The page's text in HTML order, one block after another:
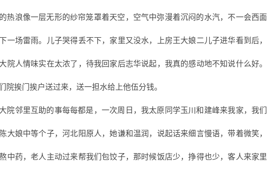
热浪像一层无形的纱帘笼罩着天空，空气中弥漫着沉闷的水汽，不一会西
一场雷雨。儿子哭得丢不下，家里又没水，上房王大娘二儿子进华看到后
院人情味实在太浓了，待我回家后志华说起，我真的感动地不知说什么好
院挨门挨户送过来，送一担水给上他伍分钱。
院邻里互助的事每每都是，一次周日，我太原同学玉川和建峰来我家，我
大娘中等个子，河北阳原人，她谦和温润，说起话来细言慢语，带着微笑
中药，老人主动过来帮我们包饺子，那时候饭店少，挣得也少，客人来家